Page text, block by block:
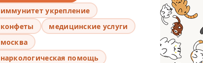
иммунитет укрепление
конфеты
медицинские услуги
москва
наркологическая помощь